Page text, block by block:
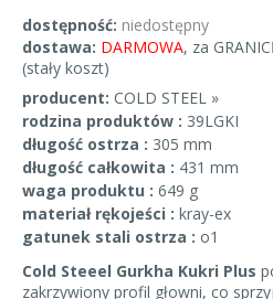
dostępność: niedostępny
dostawa: DARMOWA, za
(stały koszt)
producent: COLD STEEL »
rodzina produktów : 39LGKI
długość ostrza : 305 mm
długość całkowita : 431 mm
waga produktu : 649 g
materiał rękojeści : kray-ex
gatunek stali ostrza : o1
Cold Steeel Gurkha Kukri Plus
zakrzywiony profil głowni, co